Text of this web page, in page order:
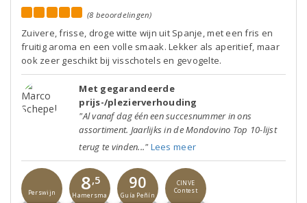
(8 beoordelingen)
Zuivere, frisse, droge witte wijn uit Spanje, met een fris en
fruitig aroma en een volle smaak. Lekker als aperitief, maar
ook zeer geschikt bij visschotels en gevogelte.
Met gegarandeerde
prijs-/plezierverhouding
"Al vanaf dag één een succesnummer in ons
assortiment. Jaarlijks in de Mondovino Top 10-lijst
terug te vinden..." Lees meer
Perswijn 8,5
Hamersma
90
Guía Peñín
CINVE
Contest